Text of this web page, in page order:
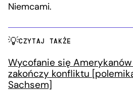
Niemcami.
CZYTAJ TAKŻE
Wycofanie się
zakończy konfliktu
Sachsem]